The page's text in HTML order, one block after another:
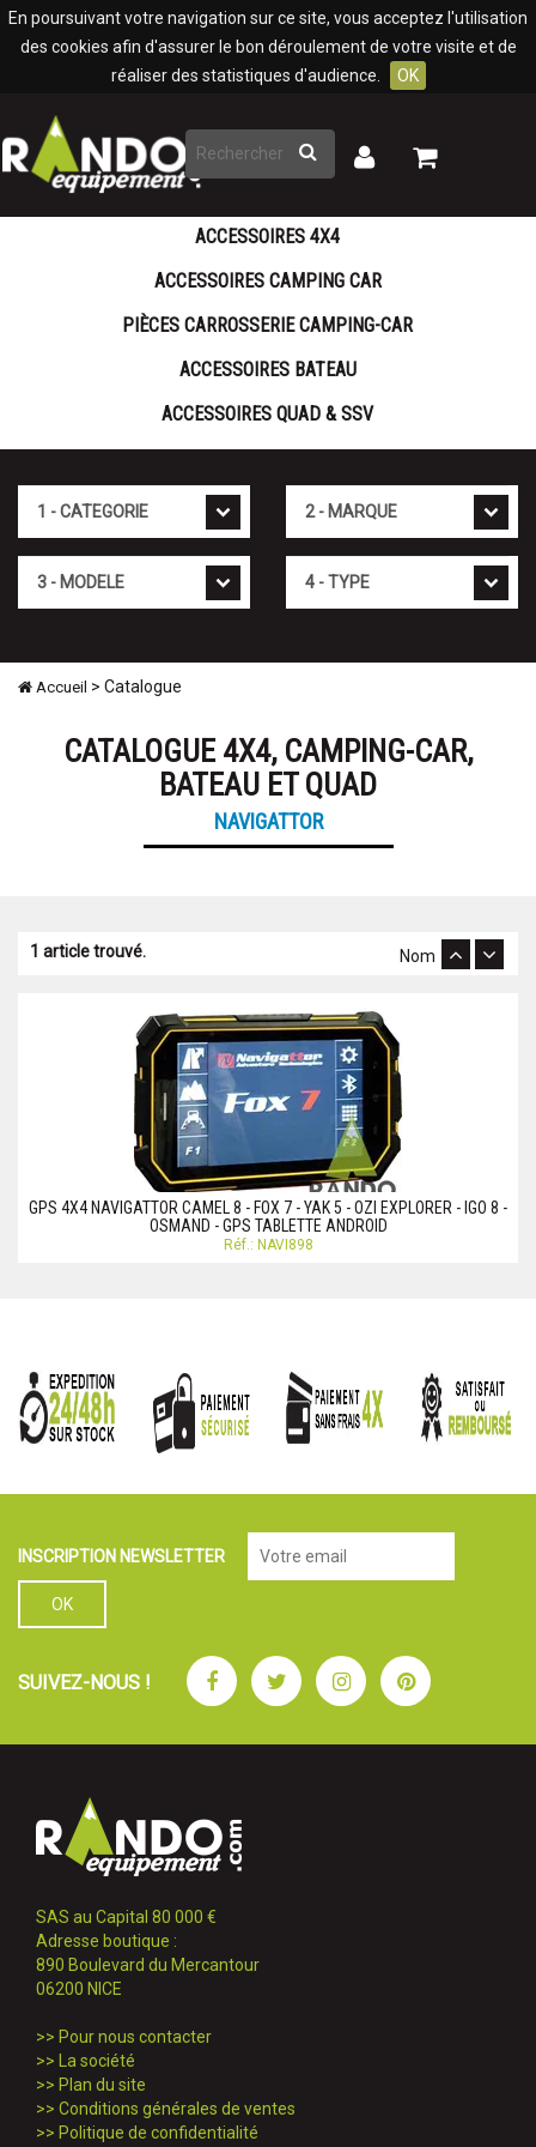
En poursuivant votre navigation sur ce site, vous acceptez l'utilisation
des cookies afin d'assurer le bon déroulement de votre visite et de
réaliser des statistiques d'audience.
OK
Rechercher
Mon
Mon
ACCESSOIRES 4X4
ACCESSOIRES CAMPING CAR
PIÈCES CARROSSERIE CAMPING-CAR
ACCESSOIRES BATEAU
ACCESSOIRES QUAD & SSV
Accueil > Catalogue
CATALOGUE 4X4, CAMPING-CAR,
BATEAU ET QUAD
NAVIGATTOR
1 article trouvé. Nom
GPS 4X4 NAVIGATTOR CAMEL 8 - FOX 7 - YAK 5 - OZI EXPLORER - IGO 8 -
OSMAND - GPS TABLETTE ANDROID
Réf.: NAVI898
INSCRIPTION NEWSLETTER
SUIVEZ-NOUS ! FacebookTwitterInstagramPinterest
SAS au Capital 80 000 €
Adresse boutique :
890 Boulevard du Mercantour
06200 NICE
>> Pour nous contacter
>>
La société
>> Plan du site
>> Conditions générales de ventes
>> Politique de confidentialité
Panneau de gestion des cookies